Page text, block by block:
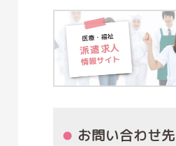
お問い合わせ先